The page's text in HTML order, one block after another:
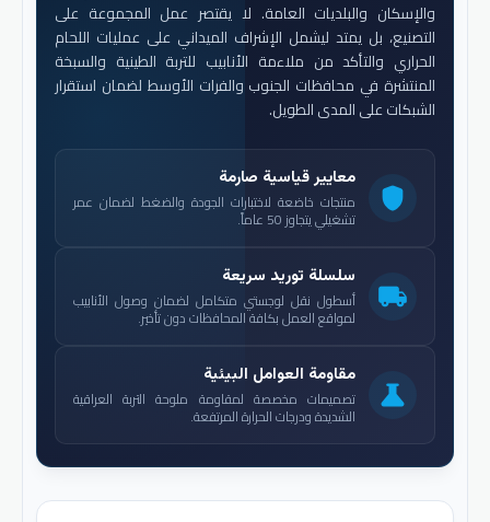
والإسكان والبلديات العامة. لا يقتصر عمل المجموعة على
التصنيع، بل يمتد ليشمل الإشراف الميداني على عمليات اللحام
الحراري والتأكد من ملاءمة الأنابيب للتربة الطينية والسبخة
المنتشرة في محافظات الجنوب والفرات الأوسط لضمان استقرار
الشبكات على المدى الطويل.
shield
معايير قياسية صارمة
منتجات خاضعة لاختبارات الجودة والضغط لضمان عمر
تشغيلي يتجاوز 50 عاماً.
local_shipping
سلسلة توريد سريعة
أسطول نقل لوجستي متكامل لضمان وصول الأنابيب
لمواقع العمل بكافة المحافظات دون تأخير.
science
مقاومة العوامل البيئية
تصميمات مخصصة لمقاومة ملوحة التربة العراقية
الشديدة ودرجات الحرارة المرتفعة.